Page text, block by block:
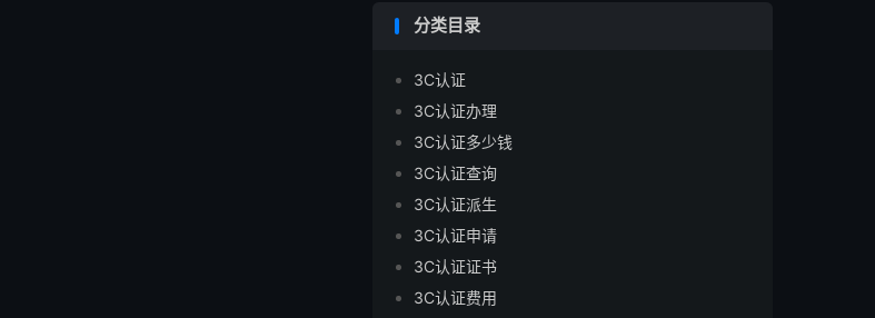
分类目录
3C认证
3C认证办理
3C认证多少钱
3C认证查询
3C认证派生
3C认证申请
3C认证证书
3C认证费用